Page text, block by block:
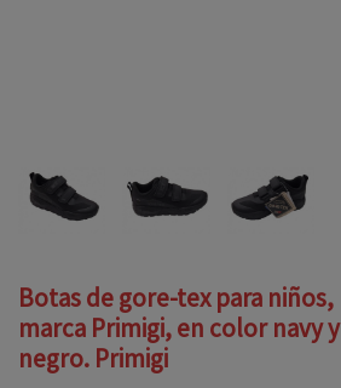
Botas de gore-tex para niños,
marca Primigi, en color navy y
negro. Primigi